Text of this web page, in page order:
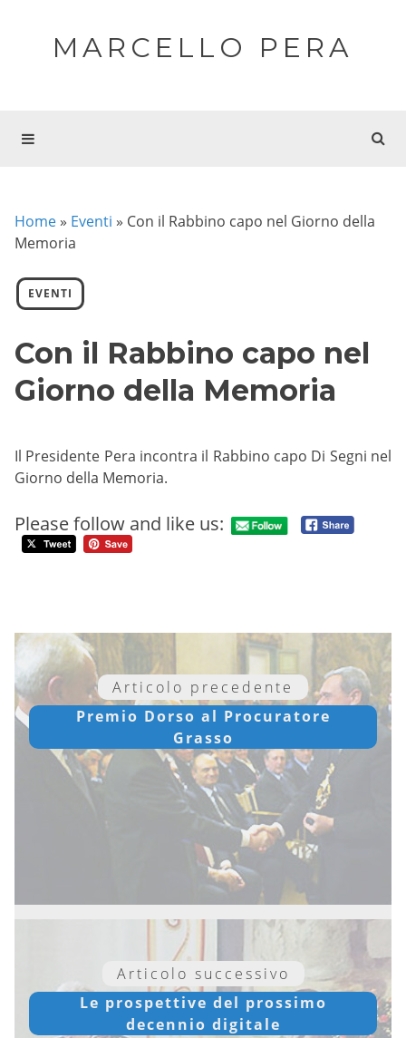
MARCELLO PERA
Home » Eventi » Con il Rabbino capo nel Giorno della
Memoria
EVENTI
Con il Rabbino capo nel
Giorno della Memoria
Il Presidente Pera incontra il Rabbino capo Di Segni nel
Giorno della Memoria.
Please follow and like us:
Articolo precedente
Premio Dorso al Procuratore
Grasso
Articolo successivo
Le prospettive del prossimo
decennio digitale